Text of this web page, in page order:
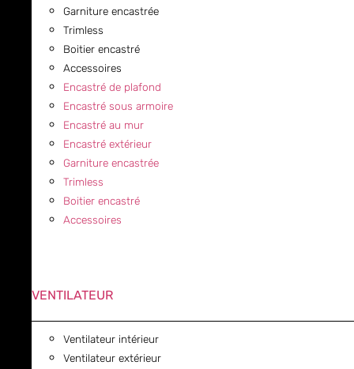
Garniture encastrée
Trimless
Boitier encastré
Accessoires
Encastré de plafond
Encastré sous armoire
Encastré au mur
Encastré extérieur
Garniture encastrée
Trimless
Boitier encastré
Accessoires
VENTILATEUR
Ventilateur intérieur
Ventilateur extérieur